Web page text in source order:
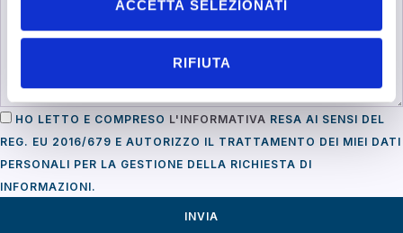
ACCETTA SELEZIONATI
RIFIUTA
HO LETTO E COMPRESO L'INFORMATIVA RESA AI SENSI DEL
REG. EU 2016/679 E AUTORIZZO IL TRATTAMENTO DEI MIEI DATI
PERSONALI PER LA GESTIONE DELLA RICHIESTA DI
INFORMAZIONI.
INVIA